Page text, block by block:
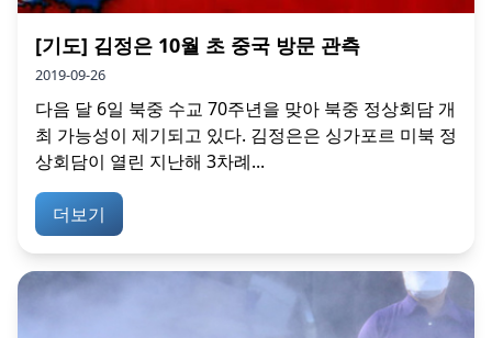
[기도] 김정은 10월 초 중국 방문 관측
2019-09-26
다음 달 6일 북중 수교 70주년을 맞아 북중 정상회담 개
최 가능성이 제기되고 있다. 김정은은 싱가포르 미북 정
상회담이 열린 지난해 3차례...
더보기